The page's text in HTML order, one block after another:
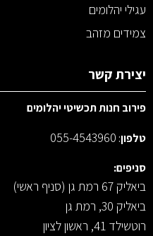
עגילי יהלומים
צמידים מזהב
יצירת קשר
פירוב חנות תכשיטי יהלומים
טלפון:
055-4543960
סניפים:
ביאליק 67 רמת גן (סניף ראשי)
ביאליק 30, רמת גן
רוטשילד 41, ראשון לציון